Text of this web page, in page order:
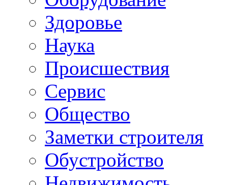
Здоровье
Наука
Происшествия
Сервис
Общество
Заметки строителя
Обустройство